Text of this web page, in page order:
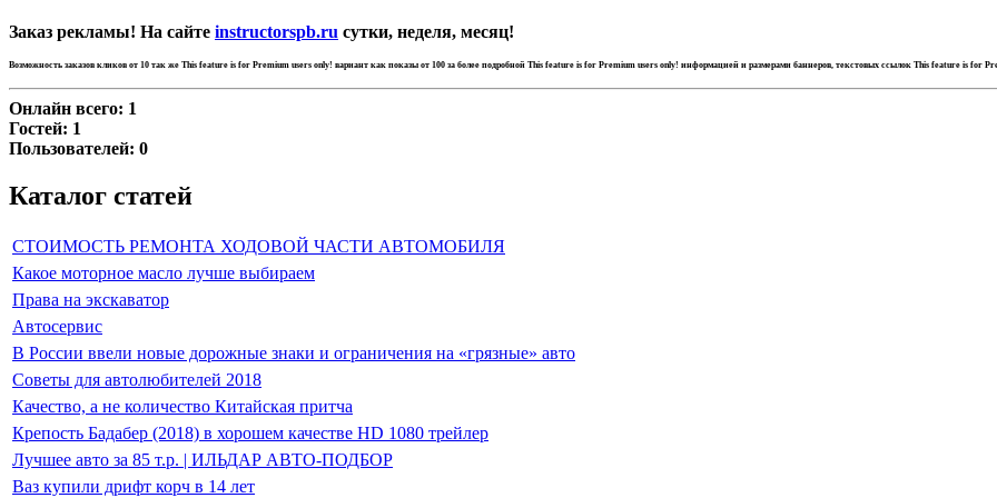
Заказ рекламы! На сайте instructorspb.ru сутки, неделя, месяц!
Возможность заказов кликов от 10 так же This feature is for Premium users only! вариант как показы от 100 за более подробной This feature is for Premium users only! информацией и размерами баннеров, текстовых ссылок This feature is for
Онлайн всего: 1
Гостей: 1
Пользователей: 0
Каталог статей
СТОИМОСТЬ РЕМОНТА ХОДОВОЙ ЧАСТИ АВТОМОБИЛЯ
Какое моторное масло лучше выбираем
Права на экскаватор
Автосервис
В России ввели новые дорожные знаки и ограничения на «грязные» авто
Советы для автолюбителей 2018
Качество, а не количество Китайская притча
Крепость Бадабер (2018) в хорошем качестве HD 1080 трейлер
Лучшее авто за 85 т.р. | ИЛЬДАР АВТО-ПОДБОР
Ваз купили дрифт корч в 14 лет